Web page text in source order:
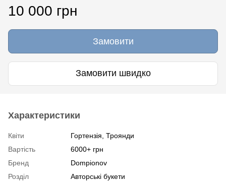
10 000 грн
Замовити
Замовити швидко
Характеристики
Квіти
Гортензія, Троянди
Вартість
6000+ грн
Бренд
Dompionov
Розділ
Авторські букети